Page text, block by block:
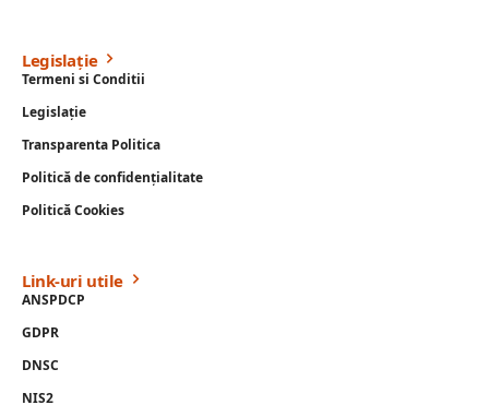
Legislație
Termeni si Conditii
Legislație
Transparenta Politica
Politică de confidențialitate
Politică Cookies
Link-uri utile
ANSPDCP
GDPR
DNSC
NIS2